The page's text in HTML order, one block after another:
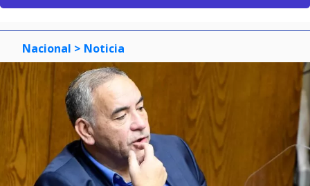
Nacional > Noticia